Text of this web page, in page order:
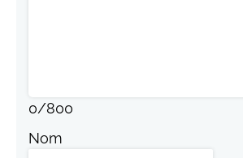
0/800
Nom